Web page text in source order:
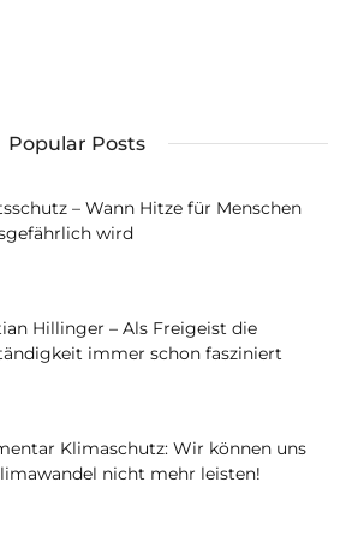
Popular Posts
– Wann Hitze für Menschen
wird
Hillinger – Als Freigeist die
immer schon fasziniert
Klimaschutz: Wir können uns
nicht mehr leisten!